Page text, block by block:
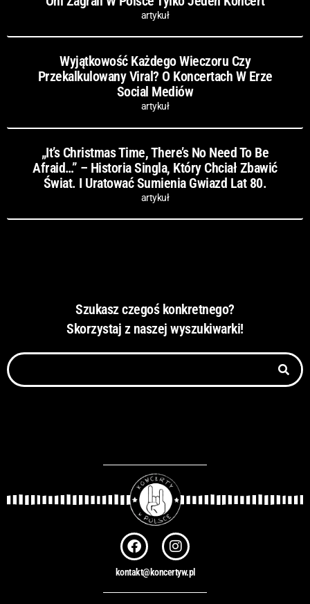
artykuł
Wyjątkowość Każdego Wieczoru Czy
Przekalkulowany Viral? O Koncertach W Erze
Social Mediów
artykuł
„It’s Christmas Time, There’s No Need To Be
Afraid…” – Historia Singla, Który Chciał Zbawić
Świat. I Uratować Sumienia Gwiazd Lat 80.
artykuł
Szukasz czegoś konkretnego?
Skorzystaj z naszej wyszukiwarki!
Szukaj
F
a
c
e
b
I
n
s
t
a
kontakt@koncertyw.pl